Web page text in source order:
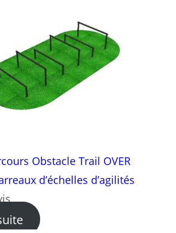
Obstacle Trail OVER
d’échelles d’agilités
: Module Parcours Obstacle